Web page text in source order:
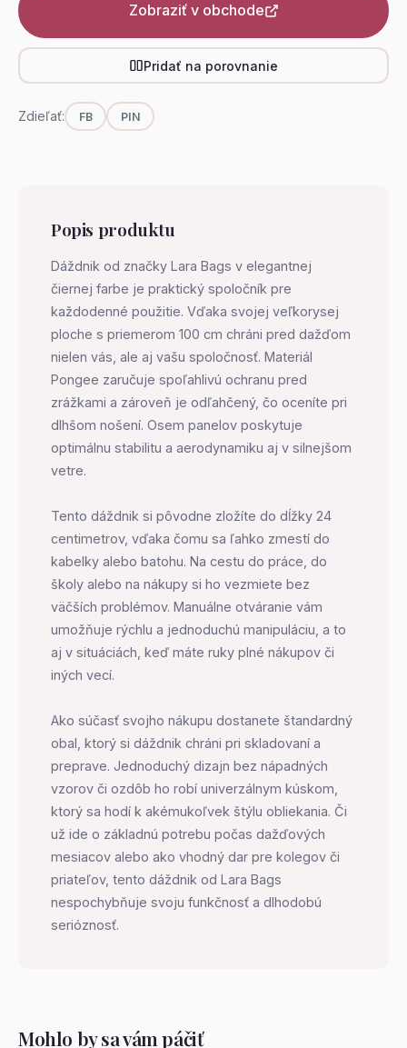
Zobraziť v obchode
Pridať na porovnanie
Zdieľať: FB PIN
Popis produktu
Dáždnik od značky Lara Bags v elegantnej
čiernej farbe je praktický spoločník pre
každodenné použitie. Vďaka svojej veľkorysej
ploche s priemerom 100 cm chráni pred dažďom
nielen vás, ale aj vašu spoločnosť. Materiál
Pongee zaručuje spoľahlivú ochranu pred
zrážkami a zároveň je odľahčený, čo oceníte pri
dlhšom nošení. Osem panelov poskytuje
optimálnu stabilitu a aerodynamiku aj v silnejšom
vetre.
Tento dáždnik si pôvodne zložíte do dĺžky 24
centimetrov, vďaka čomu sa ľahko zmestí do
kabelky alebo batohu. Na cestu do práce, do
školy alebo na nákupy si ho vezmiete bez
väčších problémov. Manuálne otváranie vám
umožňuje rýchlu a jednoduchú manipuláciu, a to
aj v situáciách, keď máte ruky plné nákupov či
iných vecí.
Ako súčasť svojho nákupu dostanete štandardný
obal, ktorý si dáždnik chráni pri skladovaní a
preprave. Jednoduchý dizajn bez nápadných
vzorov či ozdôb ho robí univerzálnym kúskom,
ktorý sa hodí k akémukoľvek štýlu obliekania. Či
už ide o základnú potrebu počas dažďových
mesiacov alebo ako vhodný dar pre kolegov či
priateľov, tento dáždnik od Lara Bags
nespochybňuje svoju funkčnosť a dlhodobú
serióznosť.
Mohlo by sa vám páčiť